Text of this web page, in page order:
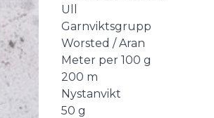
Ull
Garnviktsgrupp
Worsted / Aran
Meter per 100 g
200 m
Nystanvikt
50 g